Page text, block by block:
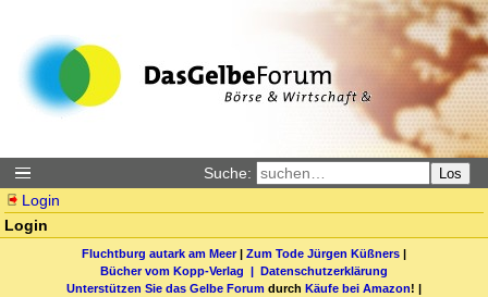
Suche: Los
Login
Login
Fluchtburg autark am Meer| Zum Tode Jürgen Küßners |
Bücher vom Kopp-Verlag | Datenschutzerklärung
Unterstützen Sie das Gelbe Forum durch Käufe bei Amazon! |